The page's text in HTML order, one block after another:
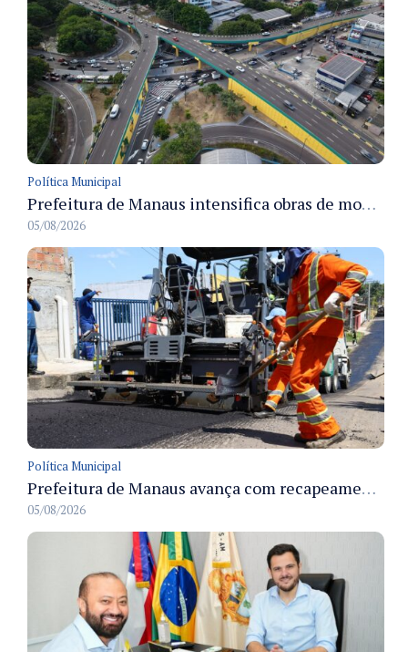
Política Municipal
Prefeitura de Manaus intensifica obras de modernização no viaduto Miguel Arraes para ampliar segurança e acessibilidade na região
05/08/2026
Política Municipal
Prefeitura de Manaus avança com recapeamento no Parque Rio Solimões e cobre cerca de 30 ruas
05/08/2026